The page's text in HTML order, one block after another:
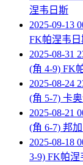
涅韦日斯
2025-09-13
FK帕涅韦日
2025-08-31
(角 4-9) FK
2025-08-24
(角 5-7) 卡
2025-08-21
(角 6-7) 邦加
2025-08-18
3-9) FK帕涅